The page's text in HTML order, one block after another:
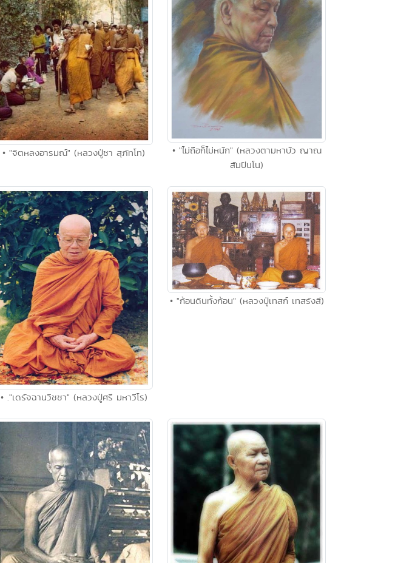
• "จิตหลงอารมณ์" (หลวงปู่ชา สุภัทโท)
• "ไม่ถือก็ไม่หนัก" (หลวงตามหาบัว ญาณ
สัมปันโน)
• ."เดรัจฉานวิชชา" (หลวงปู่ศรี มหาวีโร)
• "ก้อนดินทั้งก้อน" (หลวงปู่เทสก์ เทสรังสี)